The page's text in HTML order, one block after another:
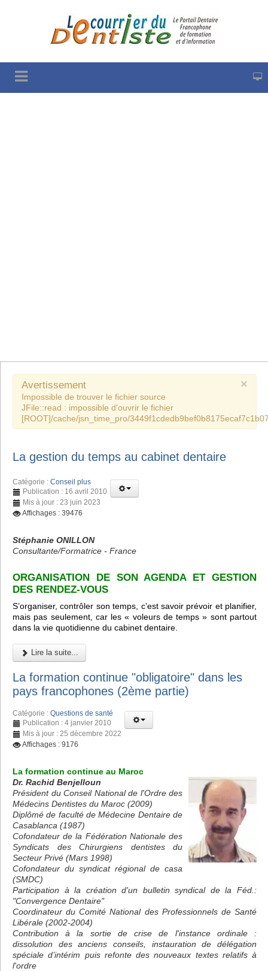
×
Avertissement
Impossible de trouver le fichier source
JFile::read : impossible d'ouvrir le fichier
[ROOT]/cache/jsn_time_pro/
La gestion du temps au cabinet dentaire
Catégorie : Conseil plus
Publication : 16 avril 2010
Mis à jour : 23 juin 2023
Affichages : 39476
Stéphanie ONILLON
Consultante/Formatrice - France
ORGANISATION DE SON AGENDA ET GESTION
DES RENDEZ-VOUS
S’organiser, contrôler son temps, c’est savoir prévoir et planifier,
mais pas seulement, car les « voleurs de temps » sont partout
dans la vie quotidienne du cabinet dentaire.
Lire la suite...
La formation continue "obligatoire" dans les
pays francophones (2ème partie)
Catégorie : Questions de santé
Publication : 4 janvier 2010
Mis à jour : 25 décembre 2022
Affichages : 9176
La formation continue au Maroc
Dr. Rachid Benjelloun
Président du Conseil National de l'Ordre des
Médecins Dentistes du Maroc (2009)
Diplômé de faculté de Médecine Dentaire de
Casablanca (1987)
Cofondateur de la Fédération Nationale des
Syndicats des Chirurgiens dentistes du
Secteur Privé (Mars 1998)
Cofondateur du syndicat régional de casa
(SMDC)
Participation à la création d'un bulletin syndical de la Féd.:
"Convergence Dentaire"
Coordinateur du Comité National des Professionnels de Santé
Libérale (2002-2004)
Contribution à la sortie de crise de l'instance ordinale :
dissolution des anciens conseils, instauration de délégation
spéciale d’intérim puis refonte des nouveaux textes relatifs à
l'ordre